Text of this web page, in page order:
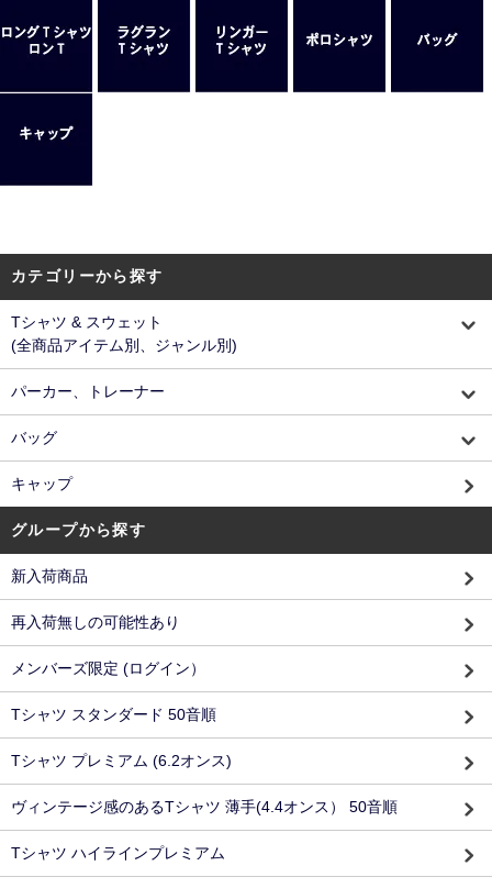
カテゴリーから探す
Tシャツ & スウェット
(全商品アイテム別、ジャンル別)
パーカー、トレーナー
バッグ
キャップ
グループから探す
新入荷商品
再入荷無しの可能性あり
メンバーズ限定 (ログイン）
Tシャツ スタンダード 50音順
Tシャツ プレミアム (6.2オンス)
ヴィンテージ感のあるTシャツ 薄手(4.4オンス） 50音順
Tシャツ ハイラインプレミアム